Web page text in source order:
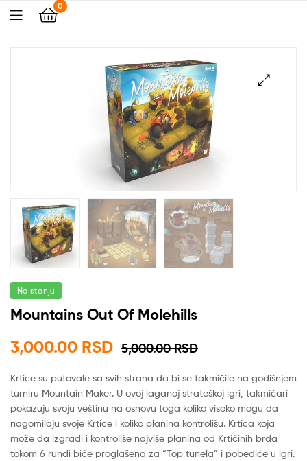
0
Na stanju
Mountains Out Of Molehills
5,000.00RSD
3,000.00 RSD
Krtice su putovale sa svih strana da bi se takmičile na godišnjem
turniru Mountain Maker. U ovoj laganoj strateškoj igri, takmičari
pokazuju svoju veštinu na osnovu toga koliko visoko mogu da
nagomilaju svoje Krtice i koliko planina kontrolišu. Krtica koja
može da izgradi i kontroliše najviše planina od Krtičinih brda
tokom 6 rundi biće proglašena za “Top tunela” i pobediće u igri.